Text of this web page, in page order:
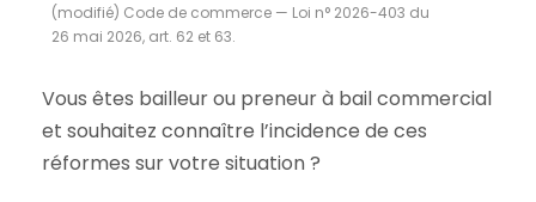
(modifié) Code de commerce — Loi n° 2026-403 du
26 mai 2026, art. 62 et 63.
Vous êtes bailleur ou preneur à bail commercial
et souhaitez connaître l’incidence de ces
réformes sur votre situation ?